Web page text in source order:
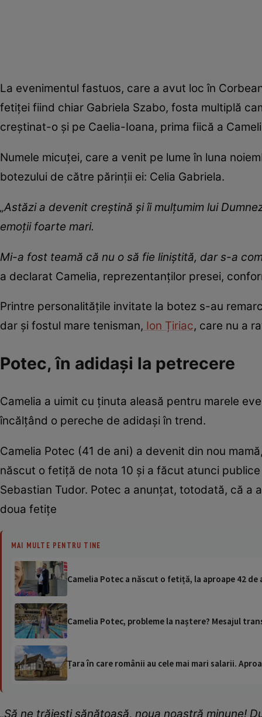
La evenimentul fastuos, care a avut loc în
fetiței fiind chiar Gabriela Szabo, fosta multiplă
creștinat-o și pe Caelia-Ioana, prima fiică a
Numele micuței, care a venit pe lume în luna
botezului de către părinții ei: Celia Gabriela.
„Astăzi a devenit creștină și îi mulțumim lui
emoții foarte mari.
Mi-a fost teamă că nu o să fie liniștită, dar s-a
a declarat Camelia, reprezentanților presei,
Printre personalitățile invitate la botez s-au
dar și fostul mare tenisman, Ion Țiriac, care nu a
Potec, în adidași la petrecere
Camelia a uimit cu ținuta aleasă pentru marele
încălțând o pereche de adidași în trend.
Camelia Potec (41 de ani) a devenit din nou
născut o fetiță de nota 10 și a făcut atunci
Sebastian Tudor. Potec a anunțat, totodată, că
doua fetițe
MAI MULTE PENTRU TINE
Camelia Potec a născut o fetiță, la aproape 42 de
Camelia Potec, probleme la naștere? Mesajul
Țara în care românii au cele mai mari salarii.
„Să ne trăiești sănătoasă, noua noastră minune!